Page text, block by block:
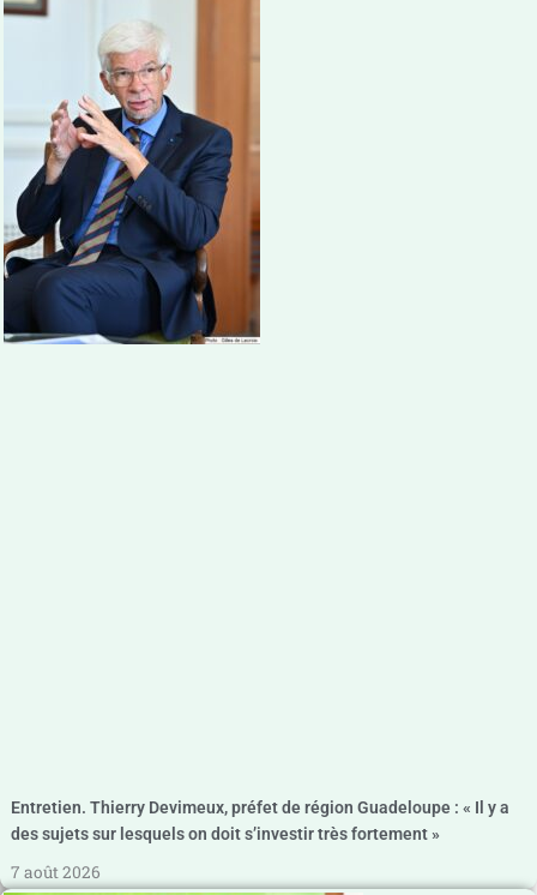
Entretien. Thierry Devimeux, préfet de région Guadeloupe : « Il y a
des sujets sur lesquels on doit s’investir très fortement »
7 août 2026